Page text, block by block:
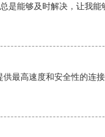
是能够及时解决，让我能
最高速度和安全性的连